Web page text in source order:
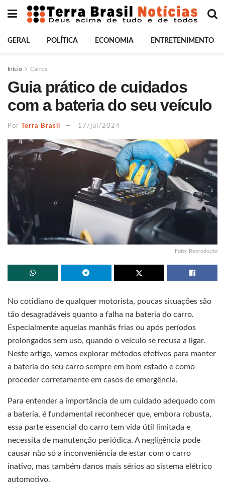
GERAL POLÍTICA ECONOMIA ENTRETENIMENTO
Início Carros
Guia prático de cuidados
com a bateria do seu veículo
Por Terra Brasil 17/jul/2024
Foto: Reprodução
No cotidiano de qualquer motorista, poucas situações são
tão desagradáveis quanto a falha na bateria do carro.
Especialmente aquelas manhãs frias ou após períodos
prolongados sem uso, quando o veículo se recusa a ligar.
Neste artigo, vamos explorar métodos efetivos para manter
a bateria do seu carro sempre em bom estado e como
proceder corretamente em casos de emergência.
Para entender a importância de um cuidado adequado com
a bateria, é fundamental reconhecer que, embora robusta,
essa parte essencial do carro tem vida útil limitada e
necessita de manutenção periódica. A negligência pode
causar não só a inconveniência de estar com o carro
inativo, mas também danos mais sérios ao sistema elétrico
automotivo.